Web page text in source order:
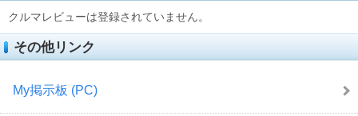
クルマレビューは登録されていません。
その他リンク
My掲示板 (PC)